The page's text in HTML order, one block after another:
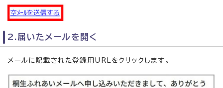
2.届いたメールを開く
メールに記載された登録用URLをクリックします。